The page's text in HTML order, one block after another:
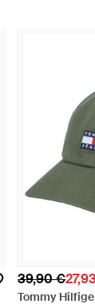
39,90 €
Tommy